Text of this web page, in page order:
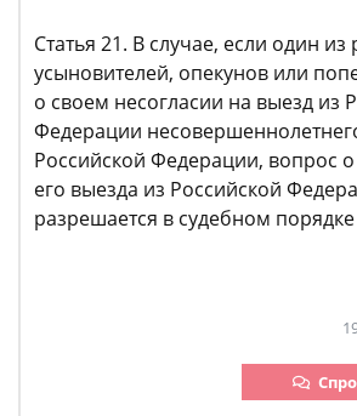
Статья 21. В случае, если один из
усыновителей, опекунов или
о своем несогласии на выезд из
Федерации
Российской Федерации, вопрос
его выезда из Российской
разрешается в судебном порядке